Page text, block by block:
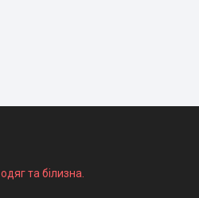
одяг та білизна.